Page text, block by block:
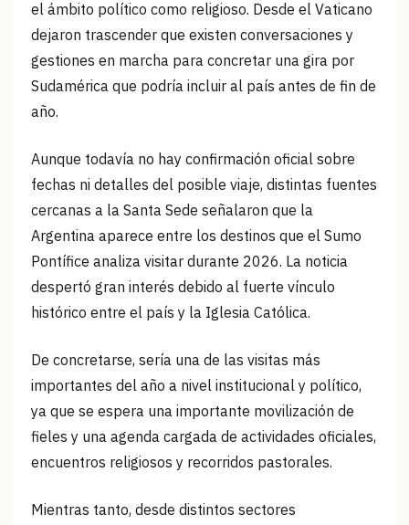
el ámbito político como religioso. Desde el Vaticano
dejaron trascender que existen conversaciones y
gestiones en marcha para concretar una gira por
Sudamérica que podría incluir al país antes de fin de
año.
Aunque todavía no hay confirmación oficial sobre
fechas ni detalles del posible viaje, distintas fuentes
cercanas a la Santa Sede señalaron que la
Argentina aparece entre los destinos que el Sumo
Pontífice analiza visitar durante 2026. La noticia
despertó gran interés debido al fuerte vínculo
histórico entre el país y la Iglesia Católica.
De concretarse, sería una de las visitas más
importantes del año a nivel institucional y político,
ya que se espera una importante movilización de
fieles y una agenda cargada de actividades oficiales,
encuentros religiosos y recorridos pastorales.
Mientras tanto, desde distintos sectores